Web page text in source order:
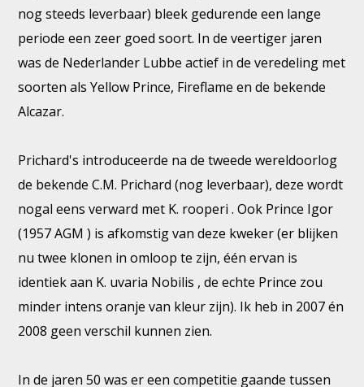
nog steeds leverbaar) bleek gedurende een lange
periode een zeer goed soort. In de veertiger jaren
was de Nederlander Lubbe actief in de veredeling met
soorten als Yellow Prince, Fireflame en de bekende
Alcazar.
Prichard's introduceerde na de tweede wereldoorlog
de bekende C.M. Prichard (nog leverbaar), deze wordt
nogal eens verward met K. rooperi . Ook Prince Igor
(1957 AGM ) is afkomstig van deze kweker (er blijken
nu twee klonen in omloop te zijn, één ervan is
identiek aan K. uvaria Nobilis , de echte Prince zou
minder intens oranje van kleur zijn). Ik heb in 2007 én
2008 geen verschil kunnen zien.
In de jaren 50 was er een competitie gaande tussen